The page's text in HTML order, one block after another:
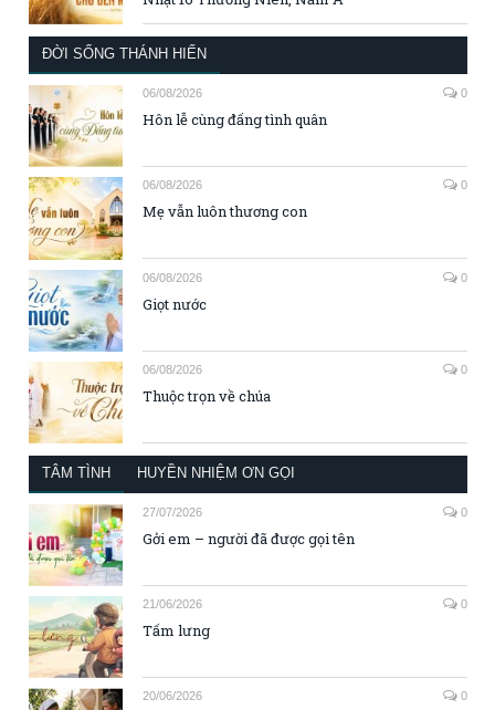
ĐỜI SỐNG THÁNH HIẾN
06/08/2026 0
Hôn lễ cùng đấng tình quân
06/08/2026 0
Mẹ vẫn luôn thương con
06/08/2026 0
Giọt nước
06/08/2026 0
Thuộc trọn về chúa
TÂM TÌNH HUYỀN NHIỆM ƠN GỌI
27/07/2026 0
Gởi em – người đã được gọi tên
21/06/2026 0
Tấm lưng
20/06/2026 0